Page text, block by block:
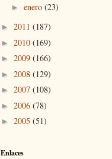
► enero (23)
► 2011 (187)
► 2010 (169)
► 2009 (166)
► 2008 (129)
► 2007 (108)
► 2006 (78)
► 2005 (51)
Enlaces